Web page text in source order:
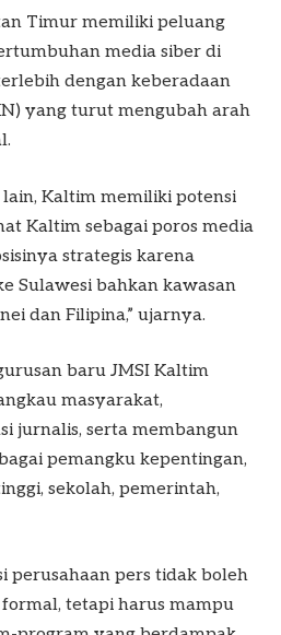
Timur memiliki peluang
media siber di
dengan keberadaan
yang turut mengubah arah
Kaltim memiliki potensi
Kaltim sebagai poros media
strategis karena
Sulawesi bahkan kawasan
dan Filipina,” ujarnya.
baru JMSI Kaltim
masyarakat,
jurnalis, serta membangun
pemangku kepentingan,
sekolah, pemerintah,
perusahaan pers tidak boleh
tetapi harus mampu